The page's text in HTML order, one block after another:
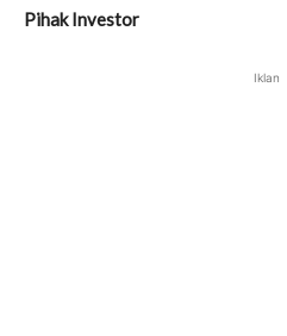
Pihak Investor
Iklan